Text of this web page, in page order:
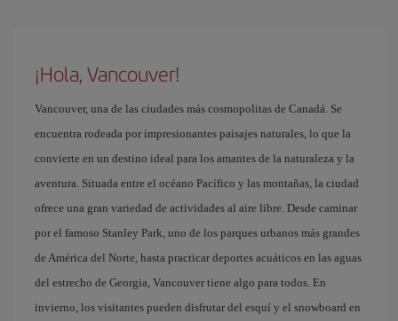
¡Hola, Vancouver!
Vancouver, una de las ciudades más cosmopolitas de Canadá. Se
encuentra rodeada por impresionantes paisajes naturales, lo que la
convierte en un destino ideal para los amantes de la naturaleza y la
aventura. Situada entre el océano Pacífico y las montañas, la ciudad
ofrece una gran variedad de actividades al aire libre. Desde caminar
por el famoso Stanley Park, uno de los parques urbanos más grandes
de América del Norte, hasta practicar deportes acuáticos en las aguas
del estrecho de Georgia, Vancouver tiene algo para todos. En
invierno, los visitantes pueden disfrutar del esquí y el snowboard en